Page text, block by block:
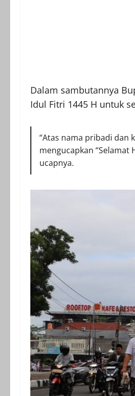
Dalam sambutannya
Idul Fitri 1445 H untuk
“Atas nama pribadi dan
mengucapkan “Selamat
ucapnya.